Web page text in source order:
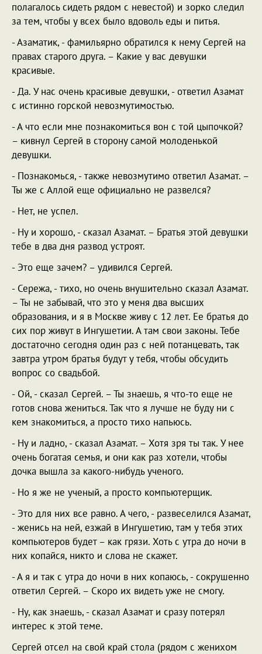
полагалось сидеть рядом с невестой) и зорко следил
за тем, чтобы у всех было вдоволь еды и питья.
- Азаматик, - фамильярно обратился к нему Сергей на
правах старого друга. – Какие у вас девушки
красивые.
- Да. У нас очень красивые девушки, - ответил Азамат
с истинно горской невозмутимостью.
- А что если мне познакомиться вон с той цыпочкой?
– кивнул Сергей в сторону самой молоденькой
девушки.
- Познакомься, - также невозмутимо ответил Азамат. –
Ты же с Аллой еще официально не развелся?
- Нет, не успел.
- Ну и хорошо, - сказал Азамат. – Братья этой девушки
тебе в два дня развод устроят.
- Это еще зачем? – удивился Сергей.
- Сережа, - тихо, но очень внушительно сказал Азамат.
– Ты не забывай, что это у меня два высших
образования, и я в Москве живу с 12 лет. Ее братья до
сих пор живут в Ингушетии. А там свои законы. Тебе
достаточно сегодня один раз с ней потанцевать, так
завтра утром братья будут у тебя, чтобы обсудить
вопрос со свадьбой.
- Ой, - сказал Сергей. – Ты знаешь, я что-то еще не
готов снова жениться. Так что я лучше не буду ни с
кем знакомиться, а просто тихо напьюсь.
- Ну и ладно, - сказал Азамат. – Хотя зря ты так. У нее
очень богатая семья, и они как раз хотели, чтобы
дочка вышла за какого-нибудь ученого.
- Но я же не ученый, а просто компьютерщик.
- Это для них все равно. А чего, - развеселился Азамат,
- женись на ней, езжай в Ингушетию, там у тебя этих
компьютеров будет – как грязи. Хоть с утра до ночи в
них копайся, никто и слова не скажет.
- А я и так с утра до ночи в них копаюсь, - сокрушенно
ответил Сергей. – Скоро их видеть уже не смогу.
- Ну, как знаешь, - сказал Азамат и сразу потерял
интерес к этой теме.
Сергей отсел на свой край стола (рядом с женихом